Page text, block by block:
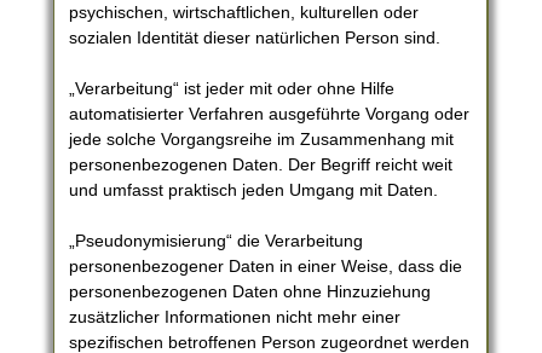
psychischen, wirtschaftlichen, kulturellen oder
sozialen Identität dieser natürlichen Person sind.
„Verarbeitung“ ist jeder mit oder ohne Hilfe
automatisierter Verfahren ausgeführte Vorgang oder
jede solche Vorgangsreihe im Zusammenhang mit
personenbezogenen Daten. Der Begriff reicht weit
und umfasst praktisch jeden Umgang mit Daten.
„Pseudonymisierung“ die Verarbeitung
personenbezogener Daten in einer Weise, dass die
personenbezogenen Daten ohne Hinzuziehung
zusätzlicher Informationen nicht mehr einer
spezifischen betroffenen Person zugeordnet werden